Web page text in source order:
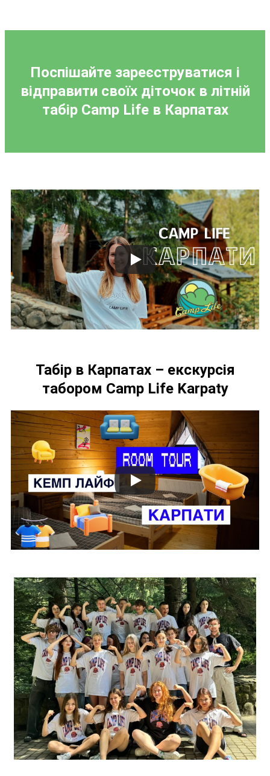
Поспішайте зареєструватися і
відправити своїх діточок в літній
табір Camp Lifeв Карпатах
Табір в Карпатах – екскурсія
табором Camp Life Karpaty